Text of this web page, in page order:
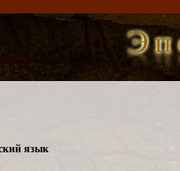
язык